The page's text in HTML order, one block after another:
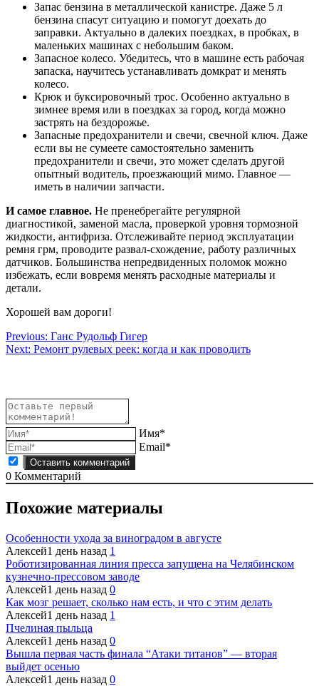
Запас бензина в металлической канистре. Даже 5 л
бензина спасут ситуацию и помогут доехать до
заправки. Актуально в далеких поездках, в пробках, в
маленьких машинах с небольшим баком.
Запасное колесо. Убедитесь, что в машине есть рабочая
запаска, научитесь устанавливать домкрат и менять
колесо.
Крюк и буксировочный трос. Особенно актуально в
зимнее время или в поездках за город, когда можно
застрять на бездорожье.
Запасные предохранители и свечи, свечной ключ. Даже
если вы не сумеете самостоятельно заменить
предохранители и свечи, это может сделать другой
опытный водитель, проезжающий мимо. Главное —
иметь в наличии запчасти.
И самое главное. Не пренебрегайте регулярной
диагностикой, заменой масла, проверкой уровня тормозной
жидкости, антифриза. Отслеживайте период эксплуатации
ремня грм, проводите развал-схождение, работу различных
датчиков. Большинства непредвиденных поломок можно
избежать, если вовремя менять расходные материалы и
детали.
Хорошей вам дороги!
Навигация
по
Previous: Ганс Рудольф Гигер
Next: Ремонт рулевых реек: когда и как проводить
Имя*
Email*
0 Комментарий
Похожие материалы
Особенности ухода за виноградом в августе
Алексей1 день назад 1
Роботизированная линия пресса запущена на Челябинском
кузнечно-прессовом заводе
Алексей1 день назад 0
Как мозг решает, сколько нам есть, и что с этим делать
Алексей1 день назад 1
Пчелиная пыльца
Алексей1 день назад 0
Вышла первая часть финала “Атаки титанов” — вторая
выйдет осенью
Алексей1 день назад 0